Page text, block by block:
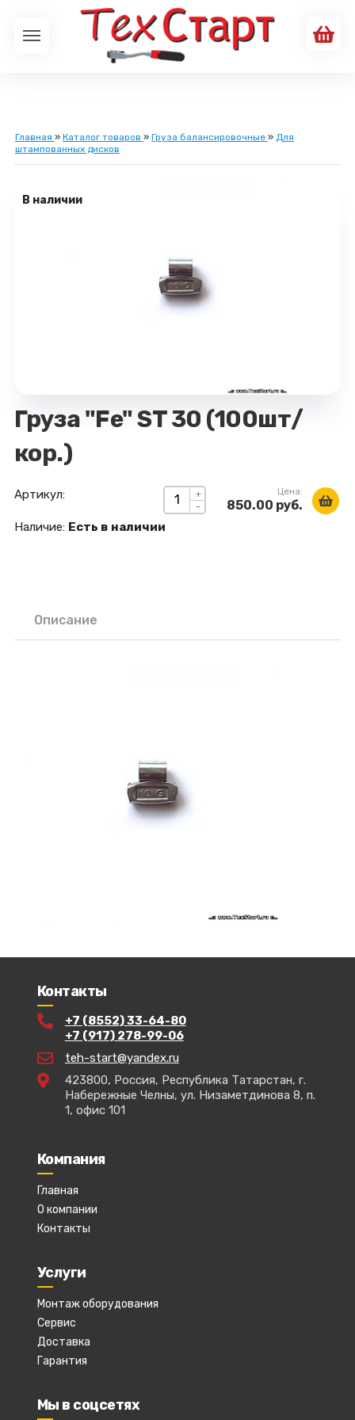
Главная » Каталог товаров » Груза балансировочные » Для
штампованных дисков
В наличии
Груза "Fe" ST 30 (100шт/
кор.)
+
-
Цена:
850.00 руб.
Артикул:
Наличие: Есть в наличии
Описание
Контакты
+7 (8552) 33-64-80
+7 (917) 278-99-06
teh-start@yandex.ru
423800, Россия, Республика Татарстан, г.
Набережные Челны, ул. Низаметдинова 8, п.
1, офис 101
Компания
Главная
О компании
Контакты
Услуги
Монтаж оборудования
Сервис
Доставка
Гарантия
Мы в соцсетях